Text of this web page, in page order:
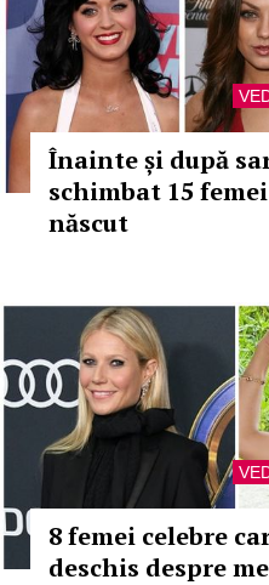
Înainte și după
schimbat 15
născut
8 femei celebre
deschis despre